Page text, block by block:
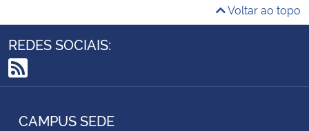
Voltar ao topo
REDES SOCIAIS:
RSS
CAMPUS SEDE